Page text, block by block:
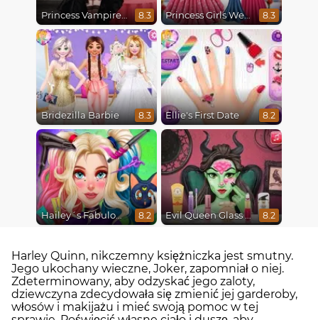
Princess Vampire Wedding Makeover 8.3 Princess Girls Wedding Trip 8.3
Bridezilla Barbie 8.3 Ellie's First Date 8.2
Hailey´s Fabulous Hairstyle Challenge 8.2 Evil Queen Glass Skin Routine #Influencer 8.2
Harley Quinn, nikczemny księżniczka jest smutny.
Jego ukochany wieczne, Joker, zapomniał o niej.
Zdeterminowany, aby odzyskać jego zaloty,
dziewczyna zdecydowała się zmienić jej garderoby,
włosów i makijażu i mieć swoją pomoc w tej